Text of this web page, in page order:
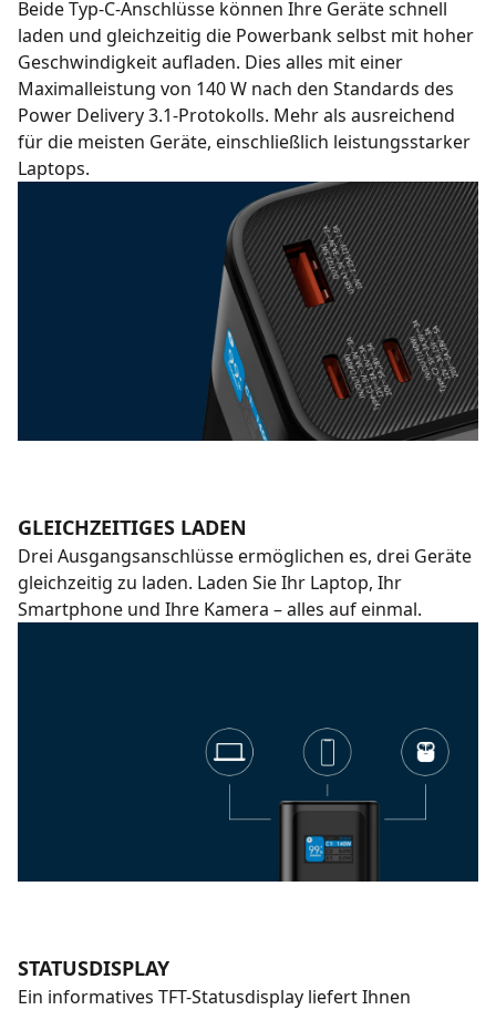
Beide Typ-C-Anschlüsse können Ihre Geräte schnell
laden und gleichzeitig die Powerbank selbst mit hoher
Geschwindigkeit aufladen. Dies alles mit einer
Maximalleistung von 140 W nach den Standards des
Power Delivery 3.1-Protokolls. Mehr als ausreichend
für die meisten Geräte, einschließlich leistungsstarker
Laptops.
GLEICHZEITIGES LADEN
Drei Ausgangsanschlüsse ermöglichen es, drei Geräte
gleichzeitig zu laden. Laden Sie Ihr Laptop, Ihr
Smartphone und Ihre Kamera – alles auf einmal.
STATUSDISPLAY
Ein informatives TFT-Statusdisplay liefert Ihnen